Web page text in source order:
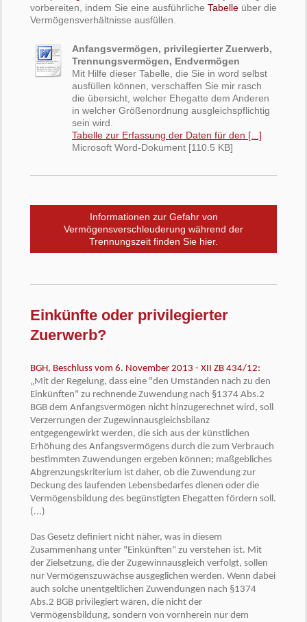
vorbereiten, indem Sie eine ausführliche Tabelle über die
Vermögensverhältnisse ausfüllen.
Anfangsvermögen, privilegierter Zuerwerb,
Trennungsvermögen, Endvermögen
Mit Hilfe dieser Tabelle, die Sie in word selbst
ausfüllen können, verschaffen Sie mir rasch
die übersicht, welcher Ehegatte dem Anderen
in welcher Größenordnung ausgleichspflichtig
sein wird.
Tabelle zur Erfassung der Daten für den [...]
Microsoft Word-Dokument [110.5 KB]
Informationen zur Gefahr von
Vermögensverschleuderung während der
Trennungszeit finden Sie hier.
Einkünfte oder privilegierter
Zuerwerb?
BGH, Beschluss vom 6. November 2013 - XII ZB 434/12:
„Mit der Regelung, dass eine "den Umständen nach zu den
Einkünften" zu rechnende Zuwendung nach §1374 Abs.2
BGB dem Anfangsvermögen nicht hinzugerechnet wird, soll
Verzerrungen der Zugewinnausgleichsbilanz
entgegengewirkt werden, die sich aus der künstlichen
Erhöhung des Anfangsvermögens durch die zum Verbrauch
bestimmten Zuwendungen ergeben können; maßgebliches
Abgrenzungskriterium ist daher, ob die Zuwendung zur
Deckung des laufenden Lebensbedarfes dienen oder die
Vermögensbildung des begünstigten Ehegatten fördern soll.
(...)
Das Gesetz definiert nicht näher, was in diesem
Zusammenhang unter "Einkünften" zu verstehen ist. Mit
der Zielsetzung, die der Zugewinnausgleich verfolgt, sollen
nur Vermögenszuwächse ausgeglichen werden. Wenn dabei
auch solche unentgeltlichen Zuwendungen nach §1374
Abs.2 BGB privilegiert wären, die nicht der
Vermögensbildung, sondern von vornherein nur dem